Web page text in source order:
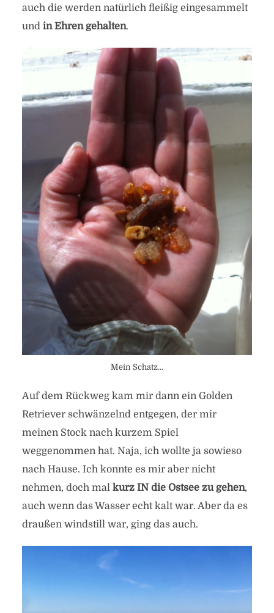
auch die werden natürlich fleißig eingesammelt
und in Ehren gehalten.
Mein Schatz…
Auf dem Rückweg kam mir dann ein Golden
Retriever schwänzelnd entgegen, der mir
meinen Stock nach kurzem Spiel
weggenommen hat. Naja, ich wollte ja sowieso
nach Hause. Ich konnte es mir aber nicht
nehmen, doch mal kurz IN die Ostsee zu gehen,
auch wenn das Wasser echt kalt war. Aber da es
draußen windstill war, ging das auch.